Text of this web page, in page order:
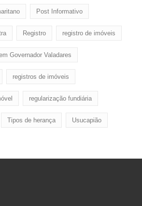
Post Informativo
Registro registro de imóveis
Governador Valadares
registros de imóveis
regularização fundiária
Tipos de herança Usucapião